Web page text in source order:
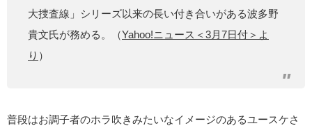
大捜査線」シリーズ以来の長い付き合いがある波多野
貴文氏が務める。（Yahoo!ニュース＜3月7日付＞よ
り ）
普段はお調子者のホラ吹きみたいなイメージのあるユースケさ